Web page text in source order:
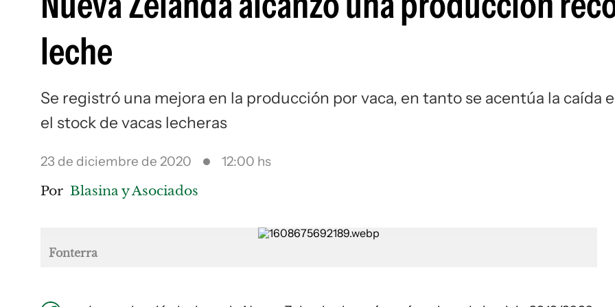
leche
Se registró una mejora en la producción por vaca, en tanto se acentúa la caída
el stock de vacas lecheras
23 de diciembre de 2020 12:00 hs
Por Blasina y Asociados
Fonterra